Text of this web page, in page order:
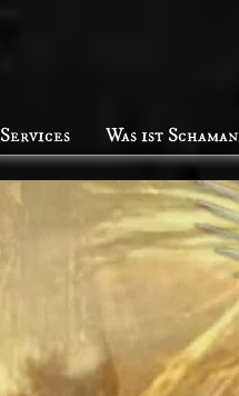
Services Was ist